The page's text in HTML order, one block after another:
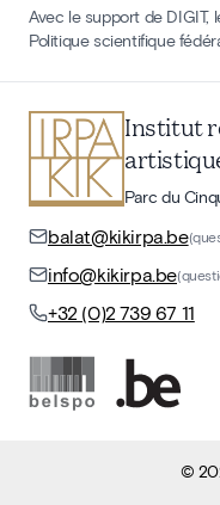
Avec le support de DIGIT,
Politique scientifique
Institut
Parc du
balat@kikirpa.be
info@kikirpa.be
+32 (0)2 739 67 11
©